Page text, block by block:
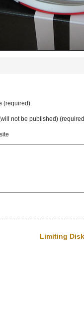
(required)
not be published)
Limiting